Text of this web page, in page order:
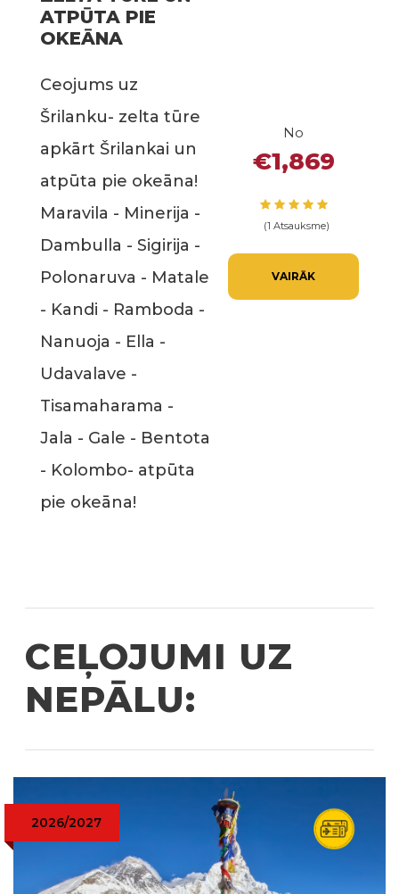
ATPŪTA PIE
OKEĀNA
Ceojums uz
Šrilanku- zelta tūre
apkārt Šrilankai un
atpūta pie okeāna!
Maravila - Minerija -
Dambulla - Sigirija -
Polonaruva - Matale
- Kandi - Ramboda -
Nanuoja - Ella -
Udavalave -
Tisamaharama -
Jala - Gale - Bentota
- Kolombo- atpūta
pie okeāna!
No
€1,869
(1 Atsauksme)
VAIRĀK
CEĻOJUMI UZ
NEPĀLU:
2026/2027